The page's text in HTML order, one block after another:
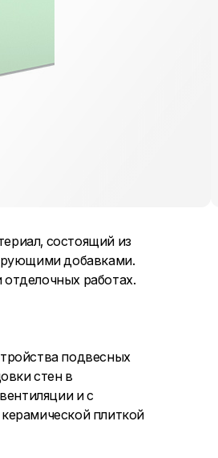
состоящий из
добавками.
работах.
подвесных
стен в
и с
плиткой